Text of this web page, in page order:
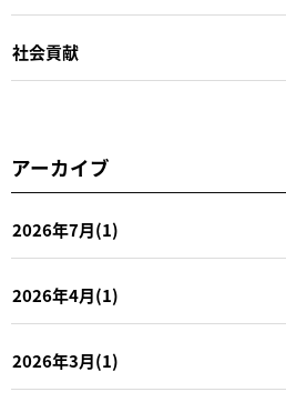
社会貢献
アーカイブ
2026年7月(1)
2026年4月(1)
2026年3月(1)